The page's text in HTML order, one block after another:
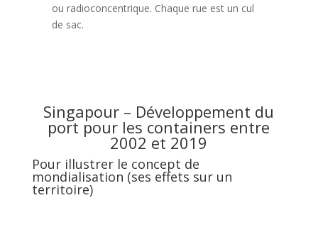
ou radioconcentrique. Chaque rue est un cul
de sac.
Singapour – Développement du
port pour les containers entre
2002 et 2019
Pour illustrer le concept de
mondialisation (ses effets sur un
territoire)